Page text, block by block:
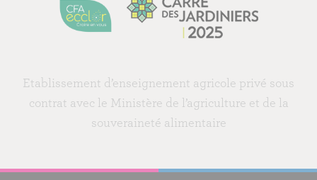
Etablissement d’enseignement agricole privé sous
contrat avec le Ministère de l’agriculture et de la
souveraineté alimentaire